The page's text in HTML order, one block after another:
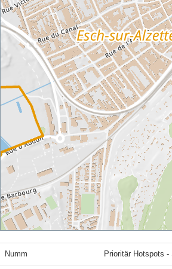
Numm Prioritär Hotspots -